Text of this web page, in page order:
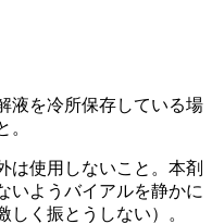
を冷所保存している場
。
使用しないこと。本剤
いようバイアルを静かに
しく振とうしない）。